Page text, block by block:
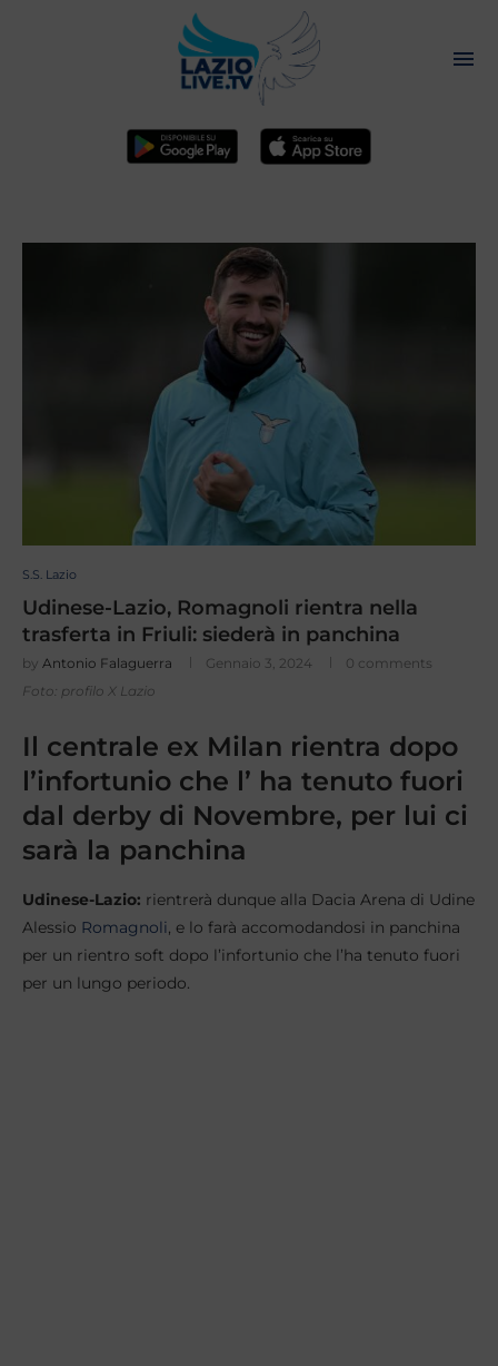
S.S. Lazio
Udinese-Lazio, Romagnoli rientra nella
trasferta in Friuli: siederà in panchina
by Antonio Falaguerra Gennaio 3, 2024
0 comments
Foto: profilo X Lazio
Il centrale ex Milan rientra dopo
l’infortunio che l’ ha tenuto fuori
dal derby di Novembre, per lui ci
sarà la panchina
Udinese-Lazio: rientrerà dunque alla Dacia Arena di Udine
Alessio Romagnoli, e lo farà accomodandosi in panchina
per un rientro soft dopo l’infortunio che l’ha tenuto fuori
per un lungo periodo.